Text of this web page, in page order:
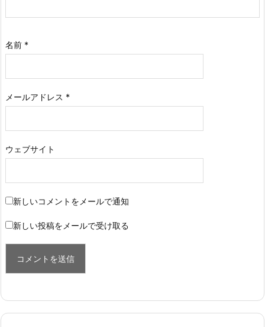
名前 *
メールアドレス *
ウェブサイト
新しいコメントをメールで通知
新しい投稿をメールで受け取る